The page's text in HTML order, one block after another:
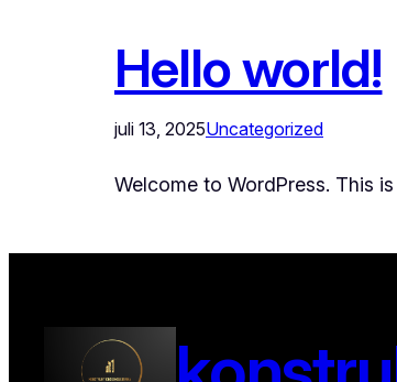
Hello world!
juli 13, 2025Uncategorized
Welcome to WordPress. This